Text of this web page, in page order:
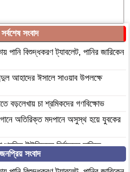
সর্বশেষ সংবাদ
পানি বিশুদ্ধকরণ ট্যাবলেট, পানির জারিকেন
আহাদের ঈসালে সাওয়াব উপলক্ষে
বড়লেখায় চা শ্রমিকদের গণবিক্ষোভ
অতিরিক্ত মদপানে অসুস্থ হয়ে যুবকের
ইউনিয়নের নির্বাচনের দাবিতে
জনপ্রিয় সংবাদ